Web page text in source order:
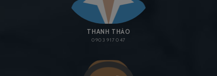
THANH THẢO
0903 917 047